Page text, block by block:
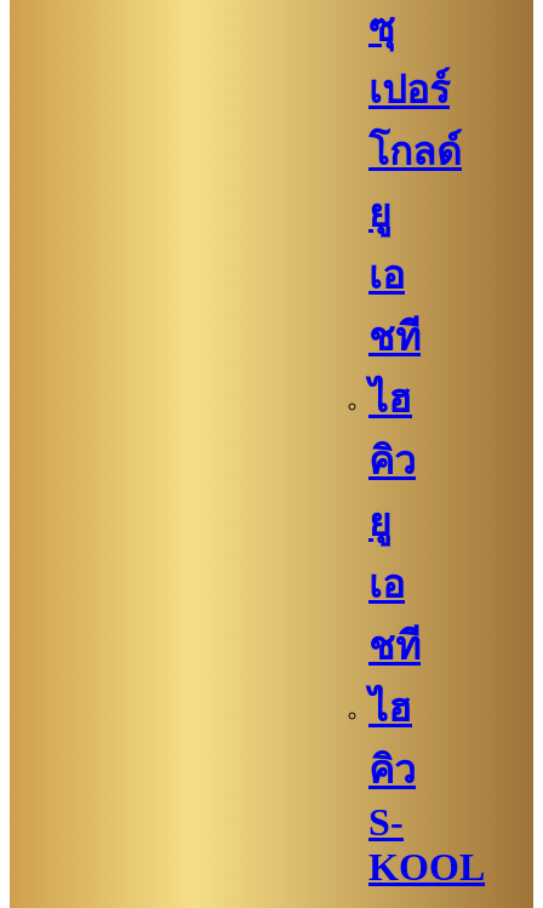
ซุ
เปอร์
โกลด์
ยู
เอ
ชที
ไฮ
คิว
ยู
เอ
ชที
ไฮ
คิว
S-
KOOL